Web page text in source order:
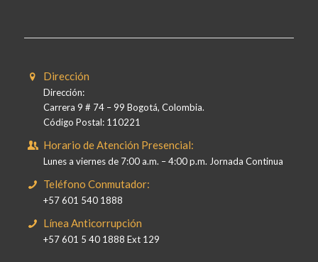
Dirección
Dirección:
Carrera 9 # 74 – 99 Bogotá, Colombia.
Código Postal: 110221
Horario de Atención Presencial:
Lunes a viernes de 7:00 a.m. – 4:00 p.m. Jornada Continua
Teléfono Conmutador:
+57 601 540 1888
Línea Anticorrupción
+57 601 5 40 1888 Ext 129